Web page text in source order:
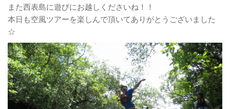
また西表島に遊びにお越しくださいね！！
本日も空風ツアーを楽しんで頂いてありがとうございました
☆